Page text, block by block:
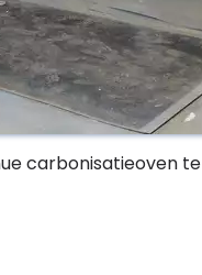
carbonisatieoven